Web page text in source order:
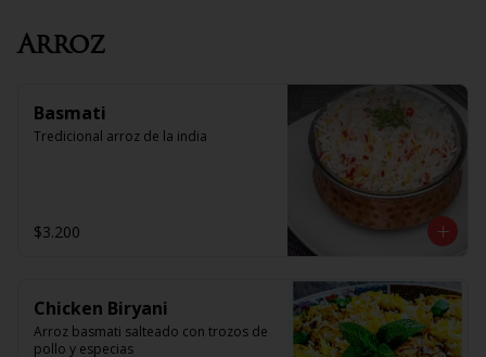
Arroz
Basmati
Tredicional arroz de la india
$3.200
Chicken Biryani
Arroz basmati salteado con trozos de
pollo y especias